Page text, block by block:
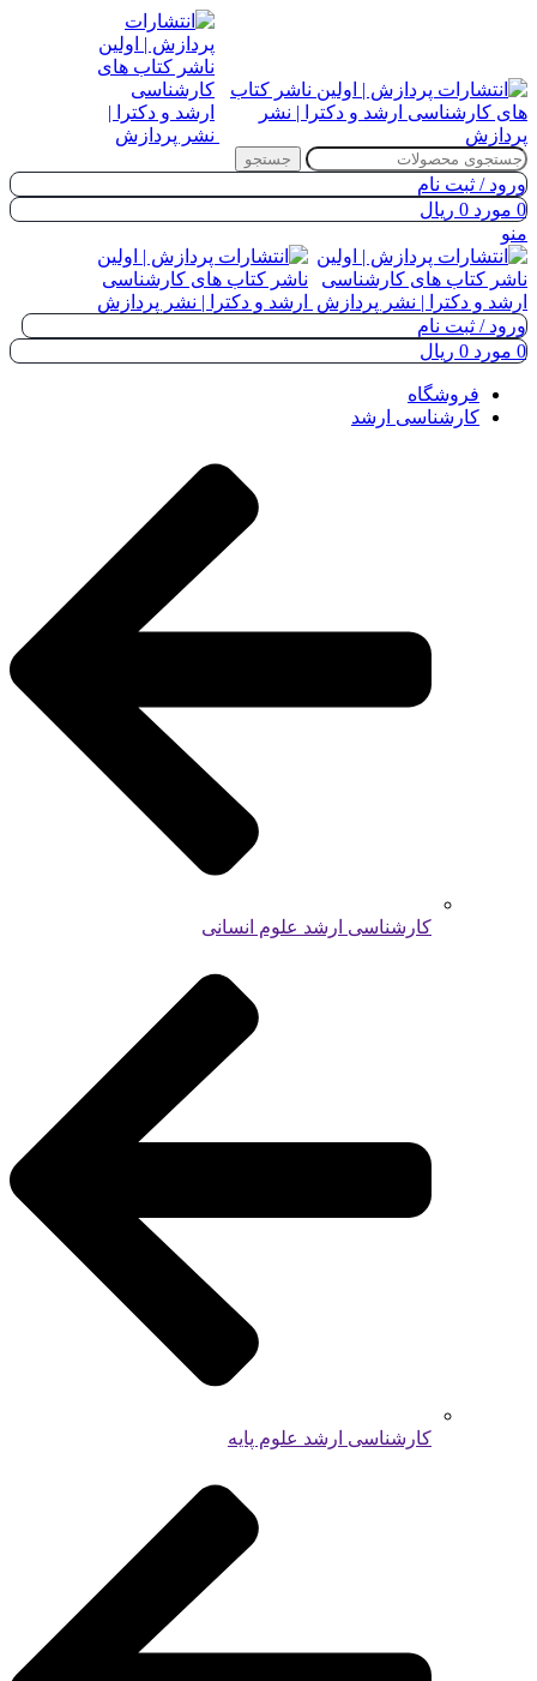
جستجو
ورود / ثبت نام
0 مورد 0 ریال
منو
ورود / ثبت نام
0 مورد 0 ریال
فروشگاه
کارشناسی ارشد
کارشناسی ارشد علوم انسانی
کارشناسی ارشد علوم پایه